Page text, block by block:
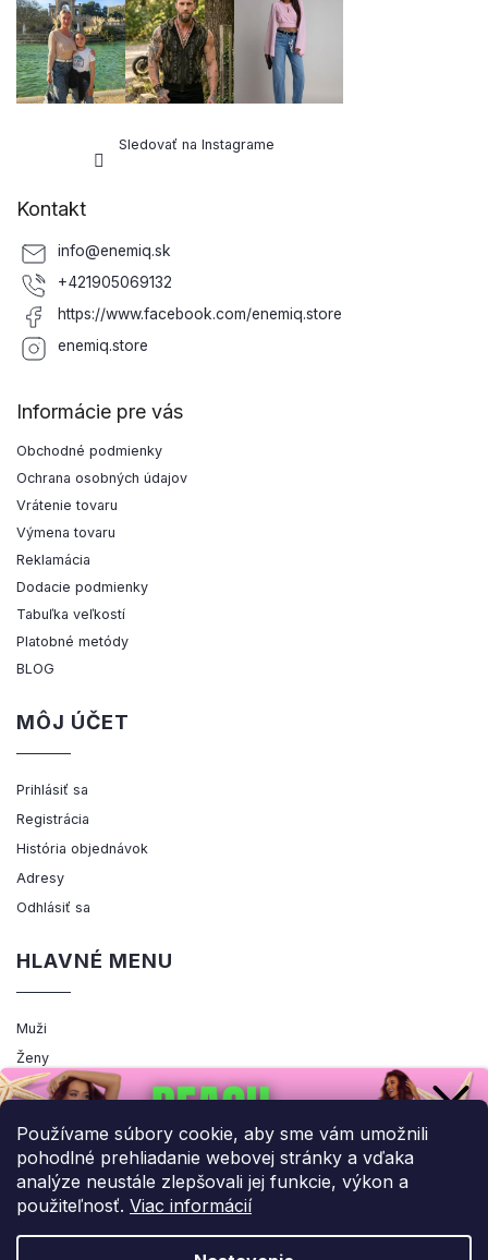
Používame súbory cookie, aby sme vám umožnili
pohodlné prehliadanie webovej stránky a vďaka
analýze neustále zlepšovali jej funkcie, výkon a
použiteľnosť. Viac informácií
Sledovať na Instagrame
Kontakt
info@enemiq.sk
+421905069132
https://www.facebook.com/enemiq.store
enemiq.store
Informácie pre vás
Obchodné podmienky
Ochrana osobných údajov
Vrátenie tovaru
Výmena tovaru
Reklamácia
Dodacie podmienky
Tabuľka veľkostí
Platobné metódy
BLOG
MÔJ ÚČET
Prihlásiť sa
Registrácia
História objednávok
Adresy
Odhlásiť sa
HLAVNÉ MENU
Muži
Ženy
Výpredaj